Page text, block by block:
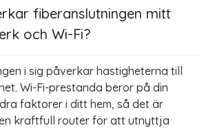
fiberanslutningen mitt
och Wi-Fi?
i sig påverkar hastigheterna till
Wi-Fi-prestanda beror på din
faktorer i ditt hem, så det är
kraftfull router för att utnyttja